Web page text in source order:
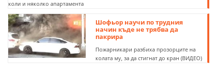
коли и няколко апартамента
Шофьор научи по трудния
начин къде не трябва да
пакрира
Пожарникари разбиха прозорците на
колата му, за да стигнат до кран (ВИДЕО)